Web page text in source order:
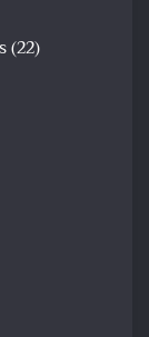
(22)